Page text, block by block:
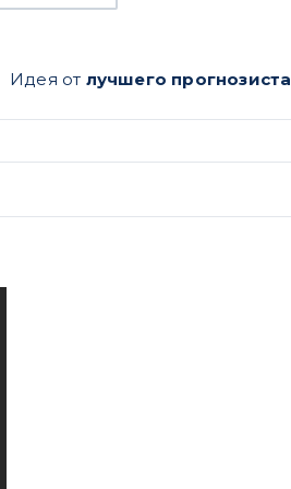
Идея от лучшего прогнозиста